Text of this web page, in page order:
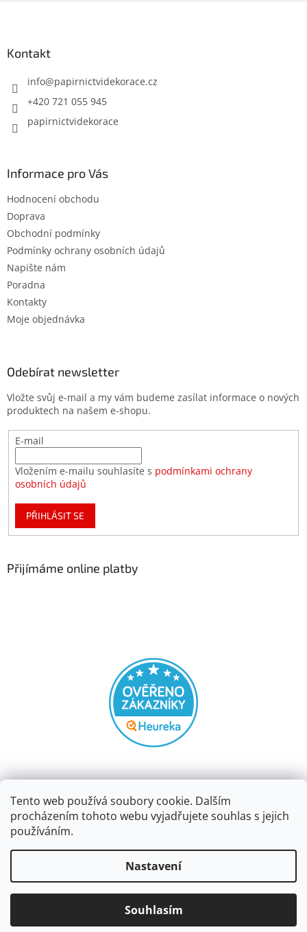
Tento web používá soubory cookie. Dalším
procházením tohoto webu vyjadřujete souhlas s jejich
používáním.
Nastavení
Souhlasím
Kontakt
info@papirnictvidekorace.cz
+420 721 055 945
papirnictvidekorace
Informace pro Vás
Hodnocení obchodu
Doprava
Obchodní podmínky
Podmínky ochrany osobních údajů
Napište nám
Poradna
Kontakty
Moje objednávka
Odebírat newsletter
Vložte svůj e-mail a my vám budeme zasílat informace o nových
produktech na našem e-shopu.
E-mail
Vložením e-mailu souhlasíte s podmínkami ochrany
osobních údajů
PŘIHLÁSIT SE
Přijímáme online platby
vyhrazena.